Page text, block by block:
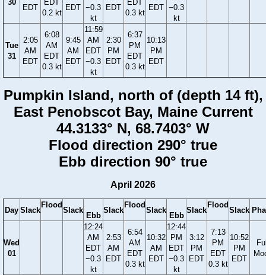
30
EDT
EDT
0.2 kt
EDT −0.3
kt
EDT
EDT
0.3 kt
EDT −0.3
kt
Tue
31
2:05
AM
EDT
6:08
AM
EDT
0.3 kt
9:45
AM
EDT
11:59
AM
EDT
−0.3
kt
2:30
PM
EDT
6:37
PM
EDT
0.3 kt
10:13
PM
EDT
Pumpkin Island, north of (depth 14 ft),
East Penobscot Bay, Maine Current
44.3133° N, 68.7403° W
Flood direction 290° true
Ebb direction 90° true
April 2026
Day Slack
Flood
Slack
Ebb
Slack
Flood
Slack
Ebb
Slack
Flood
Slack
Wed
01
12:24
AM
EDT
−0.3
kt
2:53
AM
EDT
6:54
AM
EDT
0.3 kt
10:32
AM
EDT
12:44
PM
EDT
−0.3
kt
3:12
PM
EDT
7:13
PM
EDT
0.3 kt
10:52
PM
EDT